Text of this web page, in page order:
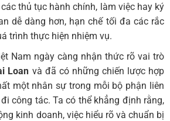
thủ tục hành chính, làm việc hay ký
dễ dàng hơn, hạn chế tối đa các rắc
trình thực hiện nhiệm vụ.
Nam ngày càng nhận thức rõ vai trò
Loan và đã có những chiến lược hợp
một nhân sự trong mỗi bộ phận liên
công tác. Ta có thể khẳng định rằng,
kinh doanh, việc hiểu rõ và chuẩn bị